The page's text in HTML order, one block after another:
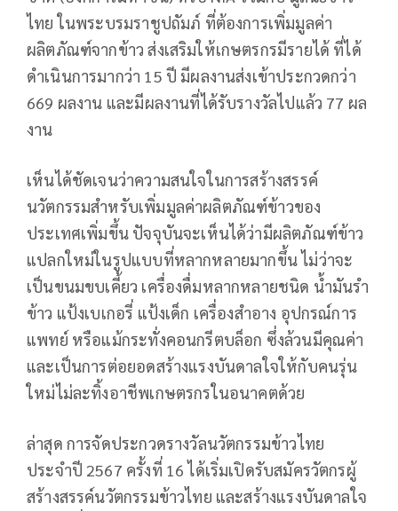
ไทย ในพระบรมราชูปถัมภ์ ที่ต้องการเพิ่มมูลค่า
ผลิตภัณฑ์จากข้าว ส่งเสริมให้เกษตรกรมีรายได้ ที่ได้
ดำเนินการมากว่า 15 ปี มีผลงานส่งเข้าประกวดกว่า
669 ผลงาน และมีผลงานที่ได้รับรางวัลไปแล้ว 77 ผล
งาน
เห็นได้ชัดเจนว่าความสนใจในการสร้างสรรค์
นวัตกรรมสำหรับเพิ่มมูลค่าผลิตภัณฑ์ข้าวของ
ประเทศเพิ่มขึ้น ปัจจุบันจะเห็นได้ว่ามีผลิตภัณฑ์ข้าว
แปลกใหม่ในรูปแบบที่หลากหลายมากขึ้น ไม่ว่าจะ
เป็นขนมขบเคี้ยว เครื่องดื่มหลากหลายชนิด น้ำมันรำ
ข้าว แป้งเบเกอรี่ แป้งเด็ก เครื่องสำอาง อุปกรณ์การ
แพทย์ หรือแม้กระทั่งคอนกรีตบล็อก ซึ่งล้วนมีคุณค่า
และเป็นการต่อยอดสร้างแรงบันดาลใจให้กับคนรุ่น
ใหม่ไม่ละทิ้งอาชีพเกษตรกรในอนาคตด้วย
ล่าสุด การจัดประกวดรางวัลนวัตกรรมข้าวไทย
ประจำปี 2567 ครั้งที่ 16 ได้เริ่มเปิดรับสมัครวัตกรผู้
สร้างสรรค์นวัตกรรมข้าวไทย และสร้างแรงบันดาลใจ